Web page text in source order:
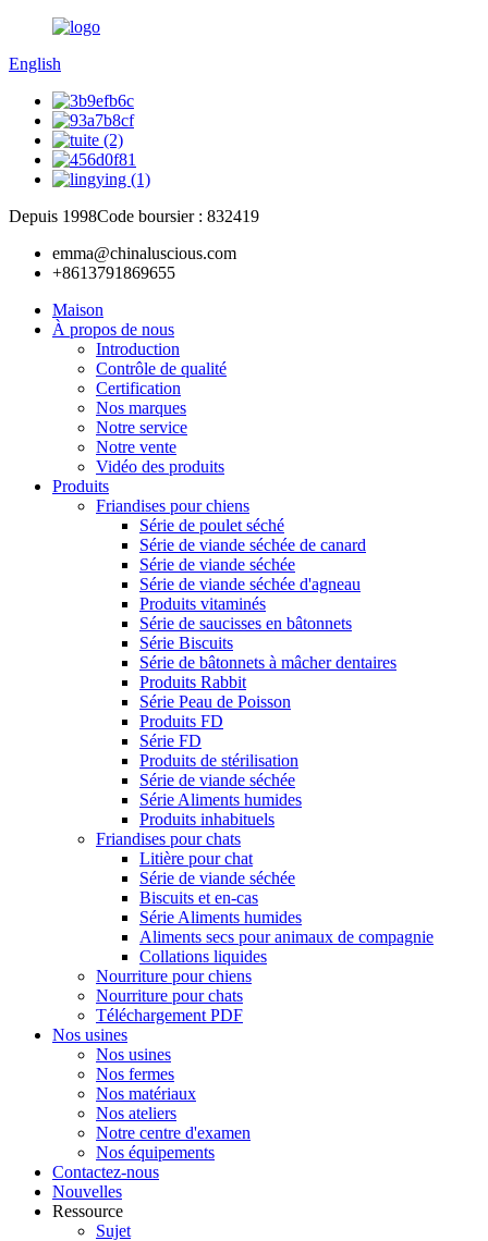
English
Depuis 1998Code boursier : 832419
emma@chinaluscious.com
+8613791869655
Maison
À propos de nous
Introduction
Contrôle de qualité
Certification
Nos marques
Notre service
Notre vente
Vidéo des produits
Produits
Friandises pour chiens
Série de poulet séché
Série de viande séchée de canard
Série de viande séchée
Série de viande séchée d'agneau
Produits vitaminés
Série de saucisses en bâtonnets
Série Biscuits
Série de bâtonnets à mâcher dentaires
Produits Rabbit
Série Peau de Poisson
Produits FD
Série FD
Produits de stérilisation
Série de viande séchée
Série Aliments humides
Produits inhabituels
Friandises pour chats
Litière pour chat
Série de viande séchée
Biscuits et en-cas
Série Aliments humides
Aliments secs pour animaux de compagnie
Collations liquides
Nourriture pour chiens
Nourriture pour chats
Téléchargement PDF
Nos usines
Nos usines
Nos fermes
Nos matériaux
Nos ateliers
Notre centre d'examen
Nos équipements
Contactez-nous
Nouvelles
Ressource
Sujet